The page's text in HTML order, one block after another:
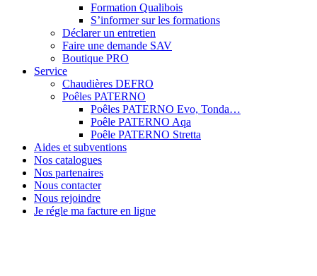
Formation Qualibois
S’informer sur les formations
Déclarer un entretien
Faire une demande SAV
Boutique PRO
Service
Chaudières DEFRO
Poêles PATERNO
Poêles PATERNO Evo, Tonda…
Poêle PATERNO Aqa
Poêle PATERNO Stretta
Aides et subventions
Nos catalogues
Nos partenaires
Nous contacter
Nous rejoindre
Je régle ma facture en ligne